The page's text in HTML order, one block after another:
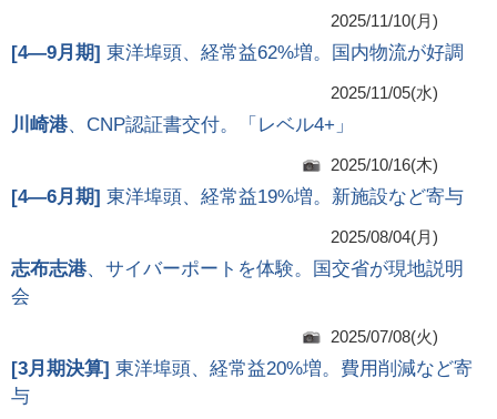
2025/11/10(月)
[4―9月期] 東洋埠頭、経常益62%増。国内物流が好調
2025/11/05(水)
川崎港、CNP認証書交付。「レベル4+」
2025/10/16(木)
[4―6月期] 東洋埠頭、経常益19%増。新施設など寄与
2025/08/04(月)
志布志港、サイバーポートを体験。国交省が現地説明
会
2025/07/08(火)
[3月期決算] 東洋埠頭、経常益20%増。費用削減など寄
与